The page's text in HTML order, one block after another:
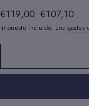
Precio
habitual
€119,00 Precio
oferta
€107,10
Impuesto incluido. Los gastos